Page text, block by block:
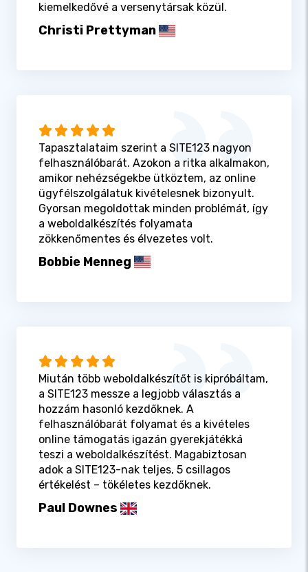
kiemelkedővé a versenytársak közül.
Christi Prettyman
Tapasztalataim szerint a SITE123 nagyon
felhasználóbarát. Azokon a ritka alkalmakon,
amikor nehézségekbe ütköztem, az online
ügyfélszolgálatuk kivételesnek bizonyult.
Gyorsan megoldottak minden problémát, így
a weboldalkészítés folyamata
zökkenőmentes és élvezetes volt.
Bobbie Menneg
Miután több weboldalkészítőt is kipróbáltam,
a SITE123 messze a legjobb választás a
hozzám hasonló kezdőknek. A
felhasználóbarát folyamat és a kivételes
online támogatás igazán gyerekjátékká
teszi a weboldalkészítést. Magabiztosan
adok a SITE123-nak teljes, 5 csillagos
értékelést – tökéletes kezdőknek.
Paul Downes